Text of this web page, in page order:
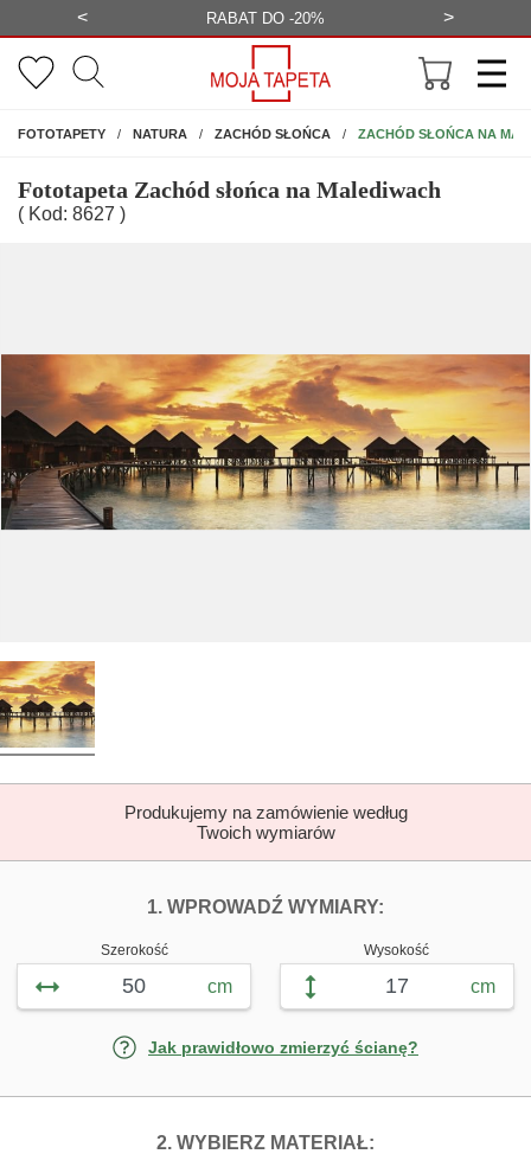
< BEZPŁATNA WIZUALIZACJA >
FOTOTAPETYNA ŚCIANĘ
NATURA ZACHÓD SŁOŃCA ZACHÓD SŁOŃCA NA
Fototapeta Zachód słońca na Malediwach
( Kod: 8627 )
Produkujemy na zamówienie według
Twoich wymiarów
1. WPROWADŹ WYMIARY:
Szerokość
cm
Wysokość
cm
Jak prawidłowo zmierzyć ścianę?
2. WYBIERZ MATERIAŁ: